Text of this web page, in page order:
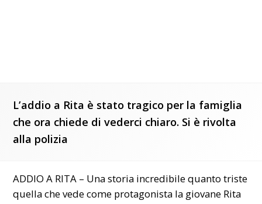
L’addio a Rita è stato tragico per la famiglia
che ora chiede di vederci chiaro. Si è rivolta
alla polizia
ADDIO A RITA – Una storia incredibile quanto triste
quella che vede come protagonista la giovane Rita